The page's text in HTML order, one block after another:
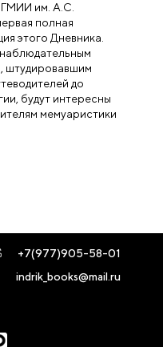
ГМИИ им. А.С.
полная
этого Дневника.
штудировавшим
до
будут интересны
мемуаристики
+7(977)905-58-01
indrik_books@mail.ru